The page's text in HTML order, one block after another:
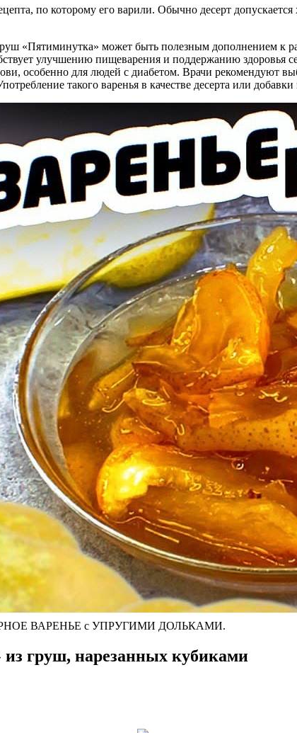
по которому его варили. Обычно десерт
«Пятиминутка» может быть полезным дополнением к
улучшению пищеварения и поддержанию здоровья
особенно для людей с диабетом. Врачи рекомендуют
такого варенья в качестве десерта или
ВАРЕНЬЕ с УПРУГИМИ ДОЛЬКАМИ.
груш, нарезанных кубиками